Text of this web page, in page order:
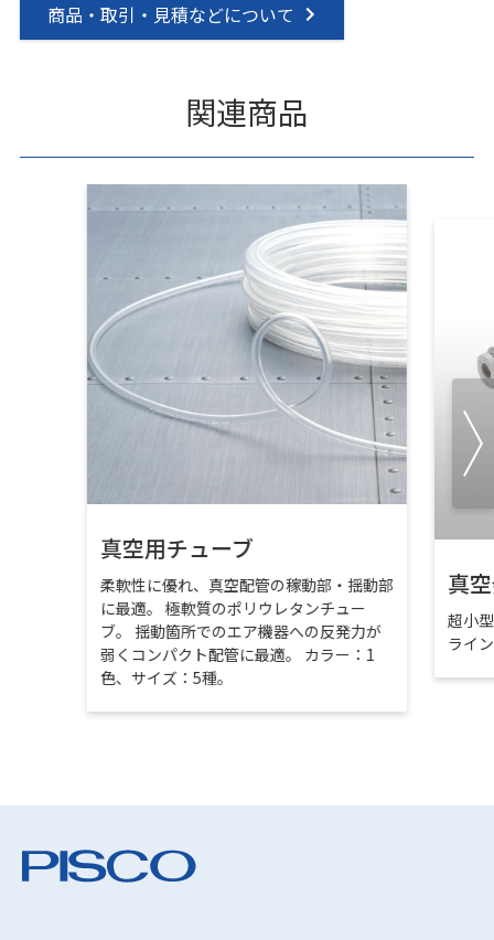
商品・取引・見積などについて
関連商品
真空用チューブ
柔軟性に優れ、真空配管の稼動部・揺動部
に最適。 極軟質のポリウレタンチュー
ブ。 揺動箇所でのエア機器への反発力が
弱くコンパクト配管に最適。 カラー：1
色、サイズ：5種。
真
超小
ライ